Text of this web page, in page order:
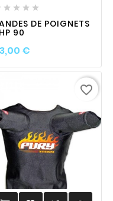
   
DE POIGNETS
90
€Prix
favorite_border